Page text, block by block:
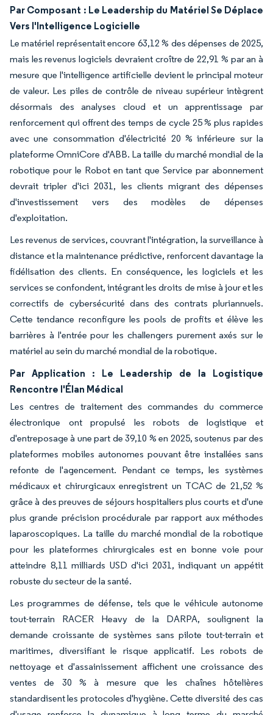
Par Composant : Le Leadership du Matériel Se Déplace
Vers l'Intelligence Logicielle
Le matériel représentait encore 63,12 % des dépenses de 2025,
mais les revenus logiciels devraient croître de 22,91 % par an à
mesure que l'intelligence artificielle devient le principal moteur
de valeur. Les piles de contrôle de niveau supérieur intègrent
désormais des analyses cloud et un apprentissage par
renforcement qui offrent des temps de cycle 25 % plus rapides
avec une consommation d'électricité 20 % inférieure sur la
plateforme OmniCore d'ABB. La taille du marché mondial de la
robotique pour le Robot en tant que Service par abonnement
devrait tripler d'ici 2031, les clients migrant des dépenses
d'investissement vers des modèles de dépenses
d'exploitation.
Les revenus de services, couvrant l'intégration, la surveillance à
distance et la maintenance prédictive, renforcent davantage la
fidélisation des clients. En conséquence, les logiciels et les
services se confondent, intégrant les droits de mise à jour et les
correctifs de cybersécurité dans des contrats pluriannuels.
Cette tendance reconfigure les pools de profits et élève les
barrières à l'entrée pour les challengers purement axés sur le
matériel au sein du marché mondial de la robotique.
Par Application : Le Leadership de la Logistique
Rencontre l'Élan Médical
Les centres de traitement des commandes du commerce
électronique ont propulsé les robots de logistique et
d'entreposage à une part de 39,10 % en 2025, soutenus par des
plateformes mobiles autonomes pouvant être installées sans
refonte de l'agencement. Pendant ce temps, les systèmes
médicaux et chirurgicaux enregistrent un TCAC de 21,52 %
grâce à des preuves de séjours hospitaliers plus courts et d'une
plus grande précision procédurale par rapport aux méthodes
laparoscopiques. La taille du marché mondial de la robotique
pour les plateformes chirurgicales est en bonne voie pour
atteindre 8,11 milliards USD d'ici 2031, indiquant un appétit
robuste du secteur de la santé.
Les programmes de défense, tels que le véhicule autonome
tout-terrain RACER Heavy de la DARPA, soulignent la
demande croissante de systèmes sans pilote tout-terrain et
maritimes, diversifiant le risque applicatif. Les robots de
nettoyage et d'assainissement affichent une croissance des
ventes de 30 % à mesure que les chaînes hôtelières
standardisent les protocoles d'hygiène. Cette diversité des cas